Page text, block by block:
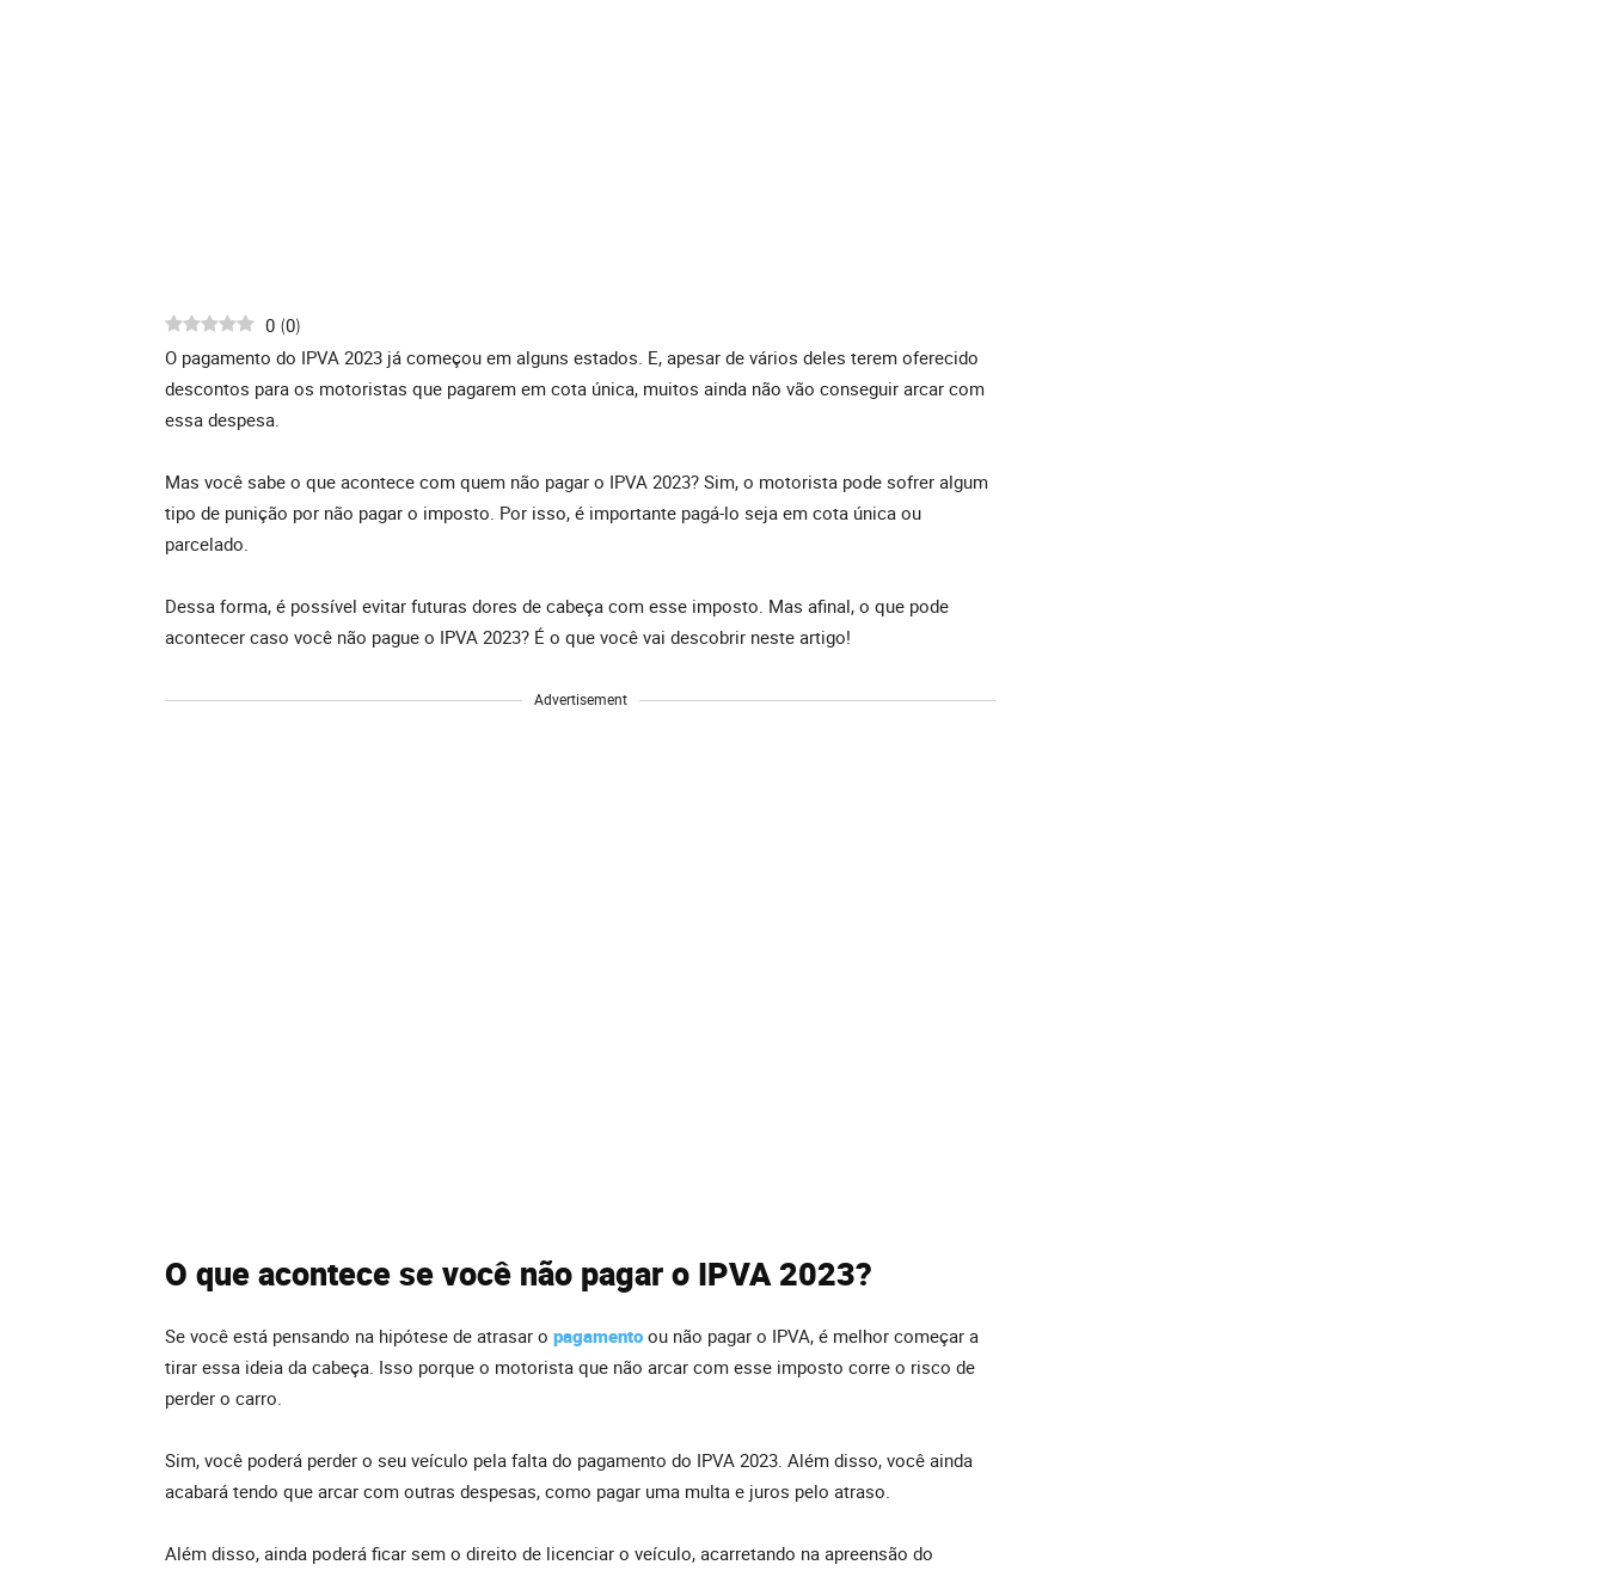
0 (0)
O pagamento do IPVA 2023 já começou em alguns estados. E, apesar de vários deles terem oferecido
descontos para os motoristas que pagarem em cota única, muitos ainda não vão conseguir arcar com
essa despesa.
Mas você sabe o que acontece com quem não pagar o IPVA 2023? Sim, o motorista pode sofrer algum
tipo de punição por não pagar o imposto. Por isso, é importante pagá-lo seja em cota única ou
parcelado.
Dessa forma, é possível evitar futuras dores de cabeça com esse imposto. Mas afinal, o que pode
acontecer caso você não pague o IPVA 2023? É o que você vai descobrir neste artigo!
Advertisement
O que acontece se você não pagar o IPVA 2023?
Se você está pensando na hipótese de atrasar o pagamento ou não pagar o IPVA, é melhor começar a
tirar essa ideia da cabeça. Isso porque o motorista que não arcar com esse imposto corre o risco de
perder o carro.
Sim, você poderá perder o seu veículo pela falta do pagamento do IPVA 2023. Além disso, você ainda
acabará tendo que arcar com outras despesas, como pagar uma multa e juros pelo atraso.
Além disso, ainda poderá ficar sem o direito de licenciar o veículo, acarretando na apreensão do